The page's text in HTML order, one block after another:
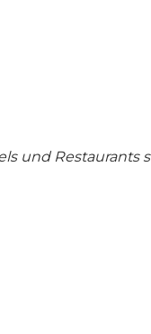
und Restaurants